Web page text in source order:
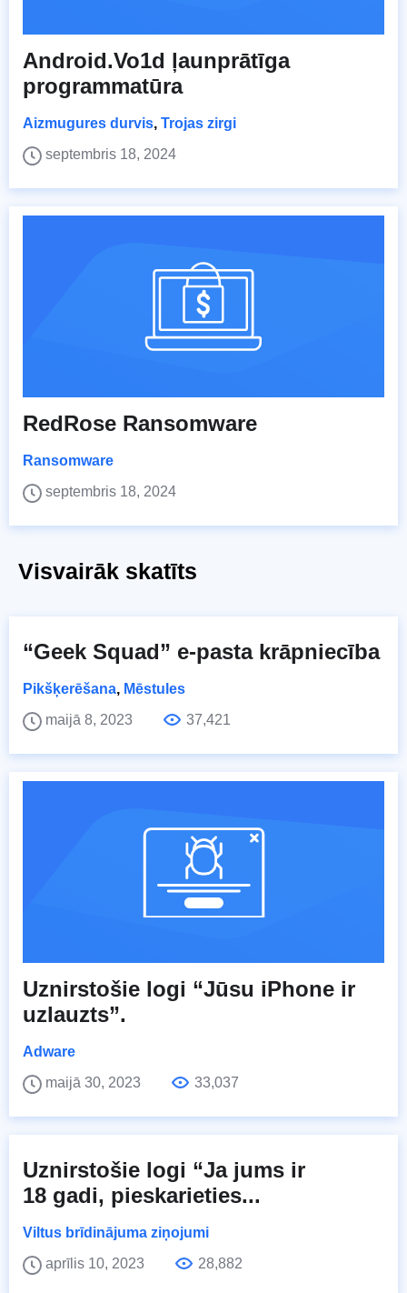
Android.Vo1d ļaunprātīga
programmatūra
Aizmugures durvis, Trojas zirgi
septembris 18, 2024
RedRose Ransomware
Ransomware
septembris 18, 2024
Visvairāk skatīts
“Geek Squad” e-pasta krāpniecība
Pikšķerēšana, Mēstules
maijā 8, 2023
37,421
Uznirstošie logi “Jūsu iPhone ir
uzlauzts”.
Adware
maijā 30, 2023
33,037
Uznirstošie logi “Ja jums ir
18 gadi, pieskarieties...
Viltus brīdinājuma ziņojumi
aprīlis 10, 2023
28,882